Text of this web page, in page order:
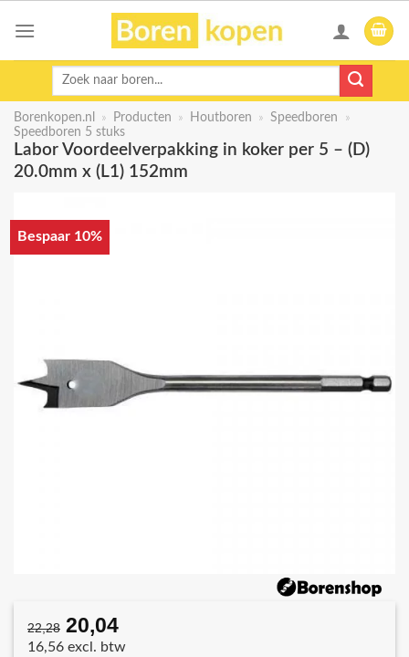
Zoeken
Borenkopen.nl » Producten » Houtboren » Speedboren
»
Speedboren 5 stuks
Labor Voordeelverpakking in koker per 5 – (D)
20.0mm x (L1) 152mm
Bespaar 10%
22,28 Oorspronkelijke
prijs
20,04Huidige
prijs
16,56 excl. btw